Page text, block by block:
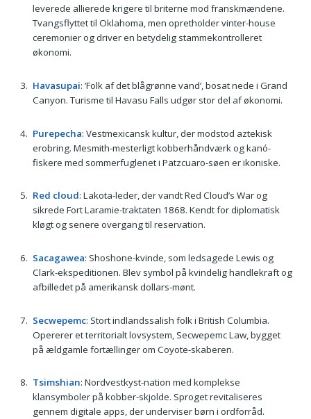
leverede allierede krigere til briterne mod franskmændene.
Tvangsflyttet til Oklahoma, men opretholder vinter-house
ceremonier og driver en betydelig stammekontrolleret
økonomi.
Havasupai: ’Folk af det blågrønne vand’, bosat nede i Grand
Canyon. Turisme til Havasu Falls udgør stor del af økonomi.
Purepecha: Vestmexicansk kultur, der modstod aztekisk
erobring. Mesmith-mesterligt kobberhåndværk og kanó-
fiskere med sommerfuglenet i Patzcuaro-søen er ikoniske.
Red cloud: Lakota-leder, der vandt Red Cloud’s War og
sikrede Fort Laramie-traktaten 1868. Kendt for diplomatisk
kløgt og senere overgang til reservation.
Sacagawea: Shoshone-kvinde, som ledsagede Lewis og
Clark-ekspeditionen. Blev symbol på kvindelig handlekraft og
afbilledet på amerikansk dollars-mønt.
Secwepemc: Stort indlandssalish folk i British Columbia.
Opererer et territorialt lovsystem, Secwepemc Law, bygget
på ældgamle fortællinger om Coyote-skaberen.
Tsimshian: Nordvestkyst-nation med komplekse
klansymboler på kobber-skjolde. Sproget revitaliseres
gennem digitale apps, der underviser børn i ordforråd.